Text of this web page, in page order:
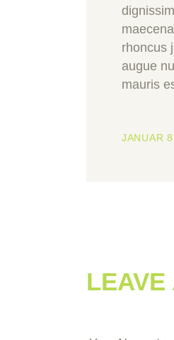
rhoncus
augue
mauris
JANUAR
LEAVE